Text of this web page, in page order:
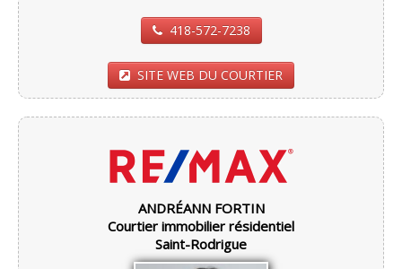
418-572-7238
SITE WEB DU COURTIER
ANDRÉANN FORTIN
Courtier immobilier résidentiel
Saint-Rodrigue